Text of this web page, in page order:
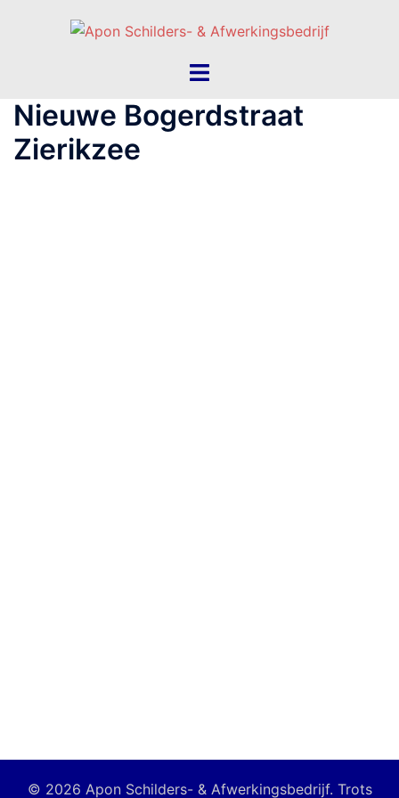
Nieuwe Bogerdstraat
Zierikzee
© 2026 Apon Schilders- & Afwerkingsbedrijf. Trots